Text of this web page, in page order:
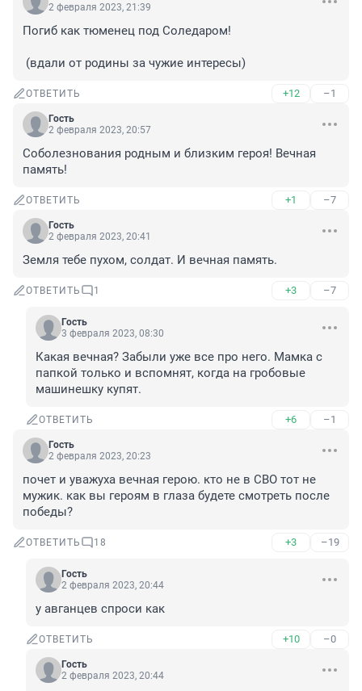
2 февраля 2023, 21:39
Погиб как тюменец под Соледаром!
(вдали от родины за чужие интересы)
ОТВЕТИТЬ +12 –1
Гость
2 февраля 2023, 20:57
Соболезнования родным и близким героя! Вечная
память!
ОТВЕТИТЬ +1 –7
Гость
2 февраля 2023, 20:41
Земля тебе пухом, солдат. И вечная память.
ОТВЕТИТЬ 1 +3 –7
Гость
3 февраля 2023, 08:30
Какая вечная? Забыли уже все про него. Мамка с
папкой только и вспомнят, когда на гробовые
машинешку купят.
ОТВЕТИТЬ +6 –1
Гость
2 февраля 2023, 20:23
почет и уважуха вечная герою. кто не в СВО тот не
мужик. как вы героям в глаза будете смотреть после
победы?
ОТВЕТИТЬ 18 +3 –19
Гость
2 февраля 2023, 20:44
у авганцев спроси как
ОТВЕТИТЬ +10 –0
Гость
2 февраля 2023, 20:44